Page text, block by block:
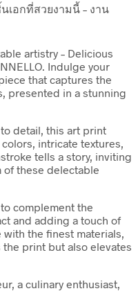
อกที่สวยงามนี้ – งาน
artistry – Delicious
Indulge your
that captures the
presented in a stunning
detail, this art print
intricate textures,
tells a story, inviting
of these delectable
complement the
and adding a touch of
the finest materials,
print but also elevates
a culinary enthusiast,